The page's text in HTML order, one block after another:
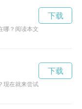
？阅读本文了解答案。
下载
现在就来尝试免费VPN加速
下载